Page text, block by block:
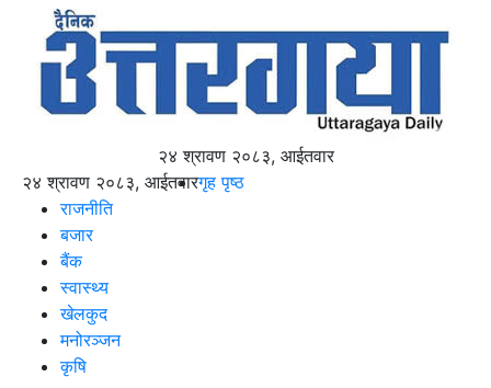
२४ श्रावण २०८३, आईतवार
२४ श्रावण २०८३, आईतवारगृह पृष्ठ
राजनीति
बजार
बैंक
स्वास्थ्य
खेलकुद
मनोरञ्जन
कृषि